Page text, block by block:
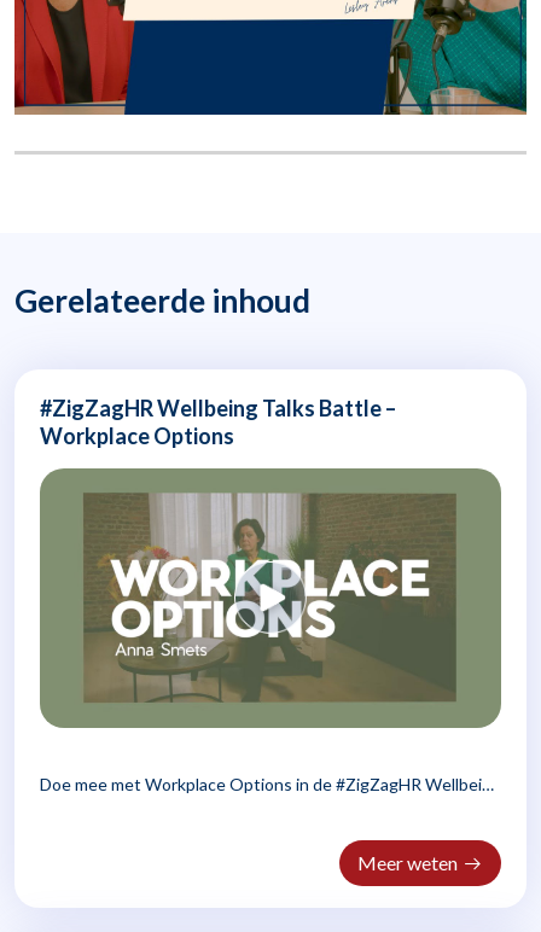
Gerelateerde inhoud
#ZigZagHR Wellbeing Talks Battle –
Workplace Options
Doe mee met Workplace Options in de #ZigZagHR Wellbeing
Meer weten